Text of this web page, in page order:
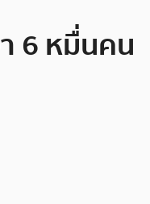
6 หมื่นคน